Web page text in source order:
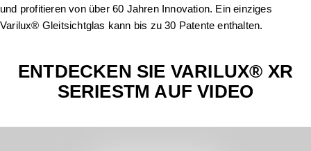
und profitieren von über 60 Jahren Innovation. Ein einziges
Varilux® Gleitsichtglas kann bis zu 30 Patente enthalten.
ENTDECKEN SIE VARILUX® XR
SERIESTM AUF VIDEO